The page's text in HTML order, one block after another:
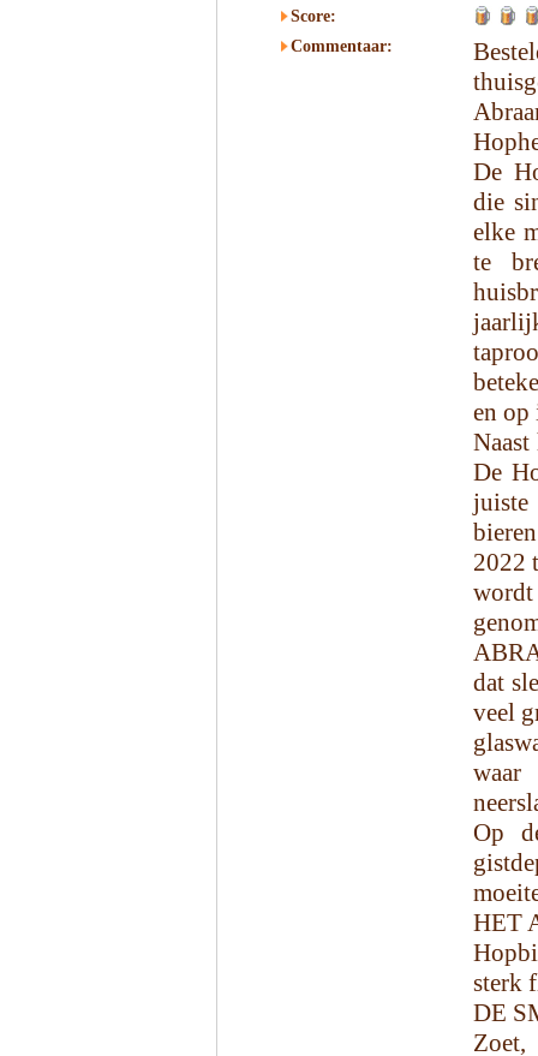
Score:
Commentaar:
De
die
elke
te
en op
De
2022
dat
veel
waar
Op
HET
sterk
DE
Zoet,